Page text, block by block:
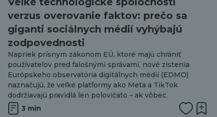
verzus overovanie faktov: prečo sa
giganti sociálnych médií vyhýbajú
zodpovednosti
Napriek prísnym zákonom EÚ, ktoré majú chrániť
používateľov pred falošnými správami, nové zistenia
Európskeho observatória digitálnych médií (EDMO)
naznačujú, že veľké platformy ako Meta a TikTok
dodržiavajú pravidlá len polovičato – ak vôbec.
3 min